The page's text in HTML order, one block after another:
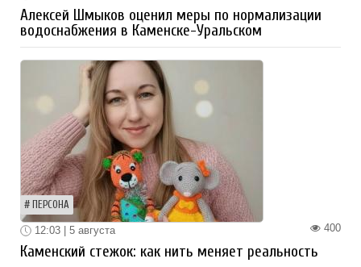
Алексей Шмыков оценил меры по нормализации
водоснабжения в Каменске-Уральском
ПЕРСОНА
400
12:03 | 5 августа
Каменский стежок: как нить меняет реальность